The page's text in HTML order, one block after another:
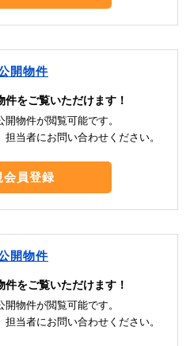
開物件
をご覧いただけます！
物件が閲覧可能です。
当者にお問い合わせください。
会員登録
開物件
をご覧いただけます！
物件が閲覧可能です。
当者にお問い合わせください。